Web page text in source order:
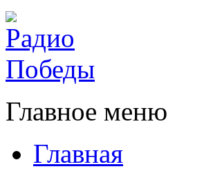
Главное меню
Главная